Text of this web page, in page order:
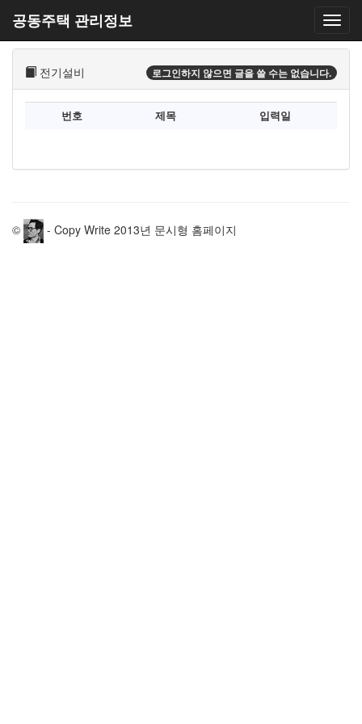
공동주택 관리정보
전기설비 로그인하지 않으면 글을 쓸 수는 없습니다.
번호 제목 입력일
© - Copy Write 2013년 문시형 홈페이지